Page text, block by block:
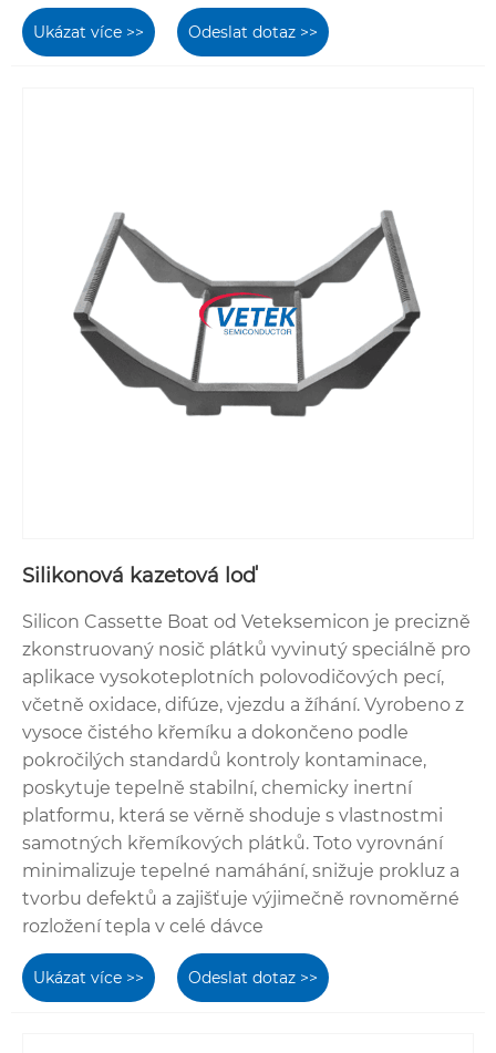
Ukázat více >> Odeslat dotaz >>
Silikonová kazetová loď
Silicon Cassette Boat od Veteksemicon je precizně
zkonstruovaný nosič plátků vyvinutý speciálně pro
aplikace vysokoteplotních polovodičových pecí,
včetně oxidace, difúze, vjezdu a žíhání. Vyrobeno z
vysoce čistého křemíku a dokončeno podle
pokročilých standardů kontroly kontaminace,
poskytuje tepelně stabilní, chemicky inertní
platformu, která se věrně shoduje s vlastnostmi
samotných křemíkových plátků. Toto vyrovnání
minimalizuje tepelné namáhání, snižuje prokluz a
tvorbu defektů a zajišťuje výjimečně rovnoměrné
rozložení tepla v celé dávce
Ukázat více >> Odeslat dotaz >>